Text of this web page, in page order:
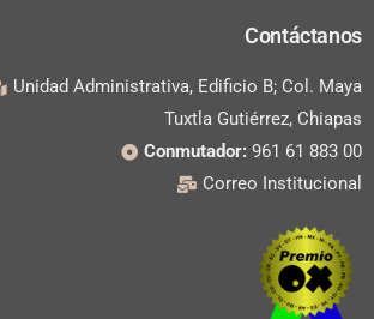
Contáctanos
Unidad Administrativa, Edificio B; Col. Maya
Tuxtla Gutiérrez, Chiapas
Conmutador: 961 61 883 00
Correo Institucional